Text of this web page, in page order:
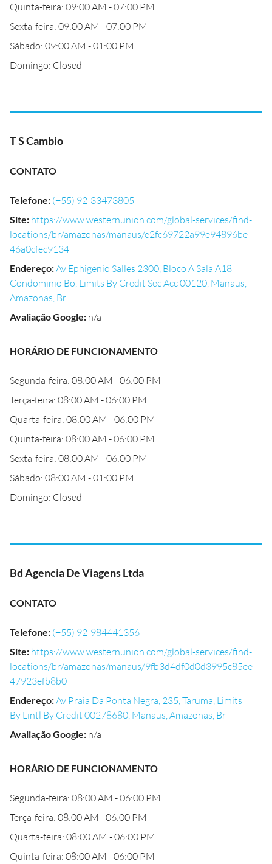
Quinta-feira: 09:00 AM - 07:00 PM
Sexta-feira: 09:00 AM - 07:00 PM
Sábado: 09:00 AM - 01:00 PM
Domingo: Closed
T S Cambio
CONTATO
Telefone: (+55) 92-33473805
Site: https://www.westernunion.com/global-services/find-
locations/br/amazonas/manaus/e2fc69722a99e94896be
46a0cfec9134
Endereço:Av Ephigenio Salles 2300, Bloco A Sala A18
Condominio Bo, Limits By Credit Sec Acc 00120, Manaus,
Amazonas, Br
Avaliação Google: n/a
HORÁRIO DE FUNCIONAMENTO
Segunda-feira: 08:00 AM - 06:00 PM
Terça-feira: 08:00 AM - 06:00 PM
Quarta-feira: 08:00 AM - 06:00 PM
Quinta-feira: 08:00 AM - 06:00 PM
Sexta-feira: 08:00 AM - 06:00 PM
Sábado: 08:00 AM - 01:00 PM
Domingo: Closed
Bd Agencia De Viagens Ltda
CONTATO
Telefone: (+55) 92-984441356
Site: https://www.westernunion.com/global-services/find-
locations/br/amazonas/manaus/9fb3d4df0d0d3995c85ee
47923efb8b0
Endereço:Av Praia Da Ponta Negra, 235, Taruma, Limits
By Lintl By Credit 00278680, Manaus, Amazonas, Br
Avaliação Google: n/a
HORÁRIO DE FUNCIONAMENTO
Segunda-feira: 08:00 AM - 06:00 PM
Terça-feira: 08:00 AM - 06:00 PM
Quarta-feira: 08:00 AM - 06:00 PM
Quinta-feira: 08:00 AM - 06:00 PM